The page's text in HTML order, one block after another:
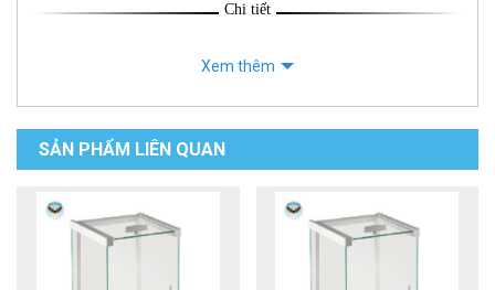
Chi tiết
Xem thêm
SẢN PHẨM LIÊN QUAN